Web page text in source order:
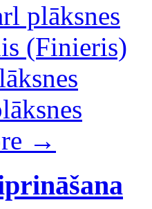
plāksnes
(Finieris)
→